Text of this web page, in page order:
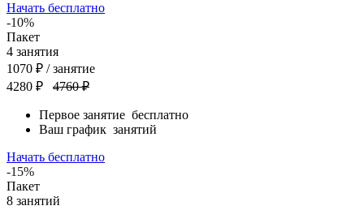
Начать бесплатно
-10%
Пакет
4 занятия
1070 ₽ / занятие
4280 ₽
4760 ₽
Первое занятие бесплатно
Ваш график занятий
Начать бесплатно
-15%
Пакет
8 занятий